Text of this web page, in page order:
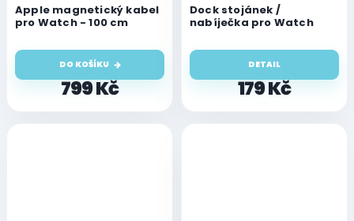
Apple magnetický kabel
pro Watch - 100 cm
799 Kč
DO KOŠÍKU
Dock stojánek /
nabíječka pro Watch
179 Kč
DETAIL